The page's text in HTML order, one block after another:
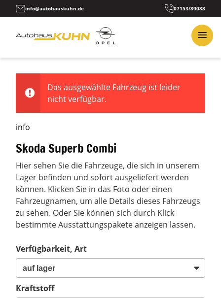
info@autohauskuhn.de 07153/89088
Das ausgewählte Fahrzeug ist leider
nicht verfügbar.
info
Skoda Superb Combi
Hier sehen Sie die Fahrzeuge, die sich in unserem
Lager befinden und sofort ausgeliefert werden
können. Klicken Sie in das Foto oder einen
Fahrzeugnamen, um alle Details dieses Fahrzeugs
zu sehen. Oder Sie können sich durch Klick
bestimmte Ausstattungspakete anzeigen lassen.
Verfügbarkeit, Art
Kraftstoff